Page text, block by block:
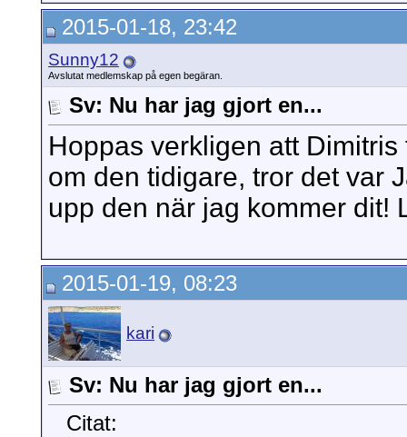
2015-01-18, 23:42
Sunny12
Avslutat medlemskap på egen begäran.
Sv: Nu har jag gjort en...
Hoppas verkligen att
om den tidigare, tror det var
upp den när jag kommer dit!
2015-01-19, 08:23
kari
Sv: Nu har jag gjort en...
Citat: